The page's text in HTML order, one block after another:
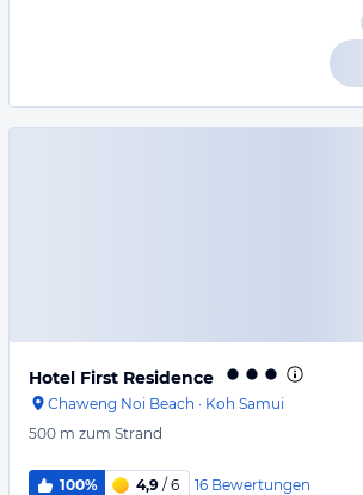
Hotel First Residence
Chaweng Noi Beach · Koh Samui
500 m zum Strand
100% 4,9 / 6 16 Bewertungen